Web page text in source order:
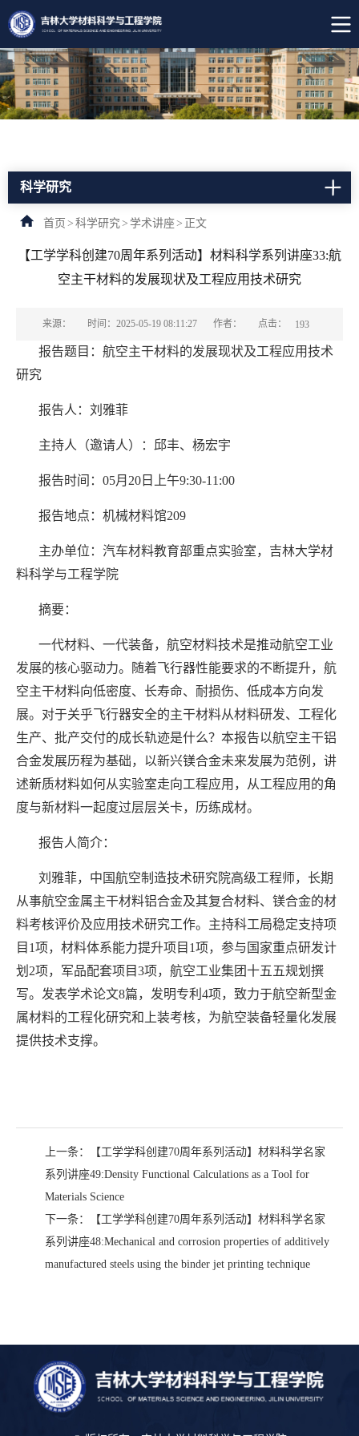
科学研究
首页 > 科学研究 > 学术讲座> 正文
【工学学科创建70周年系列活动】材料科学系列讲座33:航
空主干材料的发展现状及工程应用技术研究
来源： 时间：2025-05-19 08:11:27 作者： 点击： 193
报告题目：航空主干材料的发展现状及工程应用技术
研究
报告人：刘雅菲
主持人（邀请人）：邱丰、杨宏宇
报告时间：05月20日上午9:30-11:00
报告地点：机械材料馆209
主办单位：汽车材料教育部重点实验室，吉林大学材
料科学与工程学院
摘要：
一代材料、一代装备，航空材料技术是推动航空工业
发展的核心驱动力。随着飞行器性能要求的不断提升，航
空主干材料向低密度、长寿命、耐损伤、低成本方向发
展。对于关乎飞行器安全的主干材料从材料研发、工程化
生产、批产交付的成长轨迹是什么？本报告以航空主干铝
合金发展历程为基础，以新兴镁合金未来发展为范例，讲
述新质材料如何从实验室走向工程应用，从工程应用的角
度与新材料一起度过层层关卡，历练成材。
报告人简介：
刘雅菲，中国航空制造技术研究院高级工程师，长期
从事航空金属主干材料铝合金及其复合材料、镁合金的材
料考核评价及应用技术研究工作。主持科工局稳定支持项
目1项，材料体系能力提升项目1项，参与国家重点研发计
划2项，军品配套项目3项，航空工业集团十五五规划撰
写。发表学术论文8篇，发明专利4项，致力于航空新型金
属材料的工程化研究和上装考核，为航空装备轻量化发展
提供技术支撑。
上一条：
【工学学科创建70周年系列活动】材料科学名家
系列讲座49:Density Functional Calculations as a Tool for
Materials Science
下一条：
【工学学科创建70周年系列活动】材料科学名家
系列讲座48:Mechanical and corrosion properties of additively
manufactured steels using the binder jet printing technique